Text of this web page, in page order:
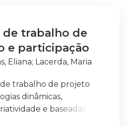
trabalho de
e participação
Eliana; Lacerda, Maria
trabalho de projeto
dinâmicas,
e baseadas nas
Surge por